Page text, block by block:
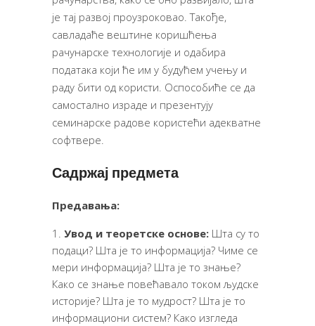
је тај развој проузроковао. Такође,
савладаће вештине коришћења
рачунарске технологије и одабира
података који ће им у будућем учењу и
раду бити од користи. Оспособиће се да
самостално израде и презентују
семинарске радове користећи адекватне
софтвере.
Садржај предмета
Предавања:
Увод и теоретске основе: Шта су то
подаци? Шта је то информација? Чиме се
мери информација? Шта је то знање?
Како се знање повећавало током људске
историје? Шта је то мудрост? Шта је то
информациони систем? Како изгледа